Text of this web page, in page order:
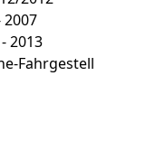
2007
2013
Fahrgestell